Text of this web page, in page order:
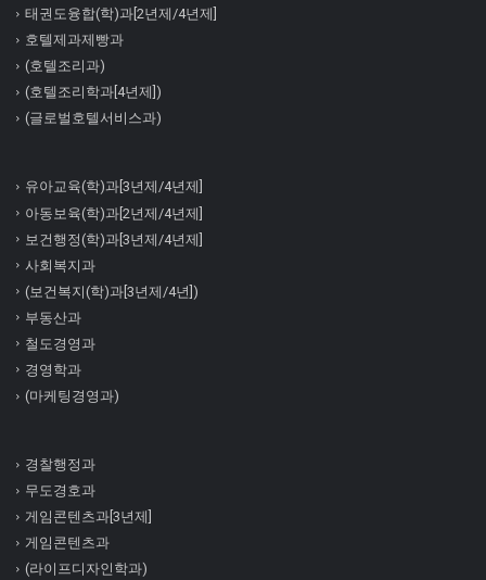
태권도융합(학)과[2년제/4년제]
호텔제과제빵과
(호텔조리과)
(호텔조리학과[4년제])
(글로벌호텔서비스과)
유아교육(학)과[3년제/4년제]
아동보육(학)과[2년제/4년제]
보건행정(학)과[3년제/4년제]
사회복지과
(보건복지(학)과[3년제/4년])
부동산과
철도경영과
경영학과
(마케팅경영과)
경찰행정과
무도경호과
게임콘텐츠과[3년제]
게임콘텐츠과
(라이프디자인학과)